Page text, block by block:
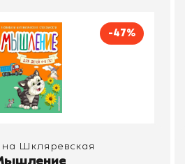
-47%
Шкляревская